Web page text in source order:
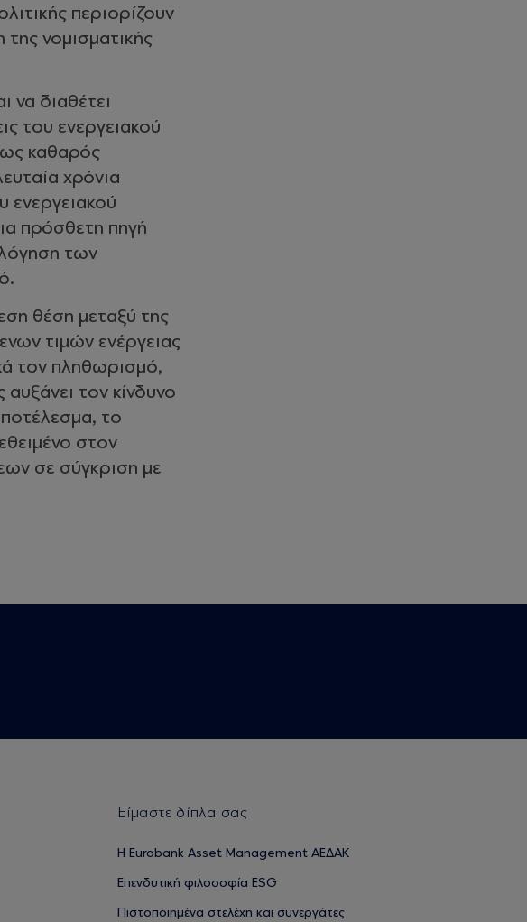
περιορίζουν
της νομισματικής
διαθέτει
του ενεργειακού
καθαρός
χρόνια
ενεργειακού
πρόσθετη πηγή
των
θέση μεταξύ της
τιμών ενέργειας
τον πληθωρισμό,
τον κίνδυνο
το
στον
σε σύγκριση με
Είμαστε δίπλα σας
H Eurobank Asset Management ΑΕΔΑΚ
Επενδυτική φιλοσοφία ESG
Πιστοποιημένα στελέχη και συνεργάτες